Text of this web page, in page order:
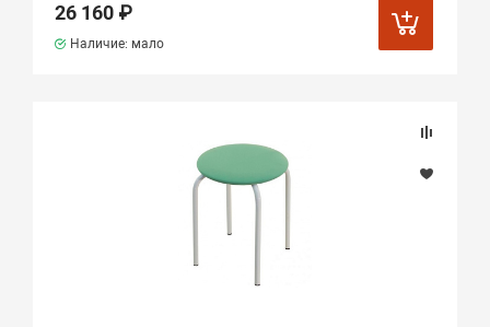
26 160 ₽
Наличие: мало